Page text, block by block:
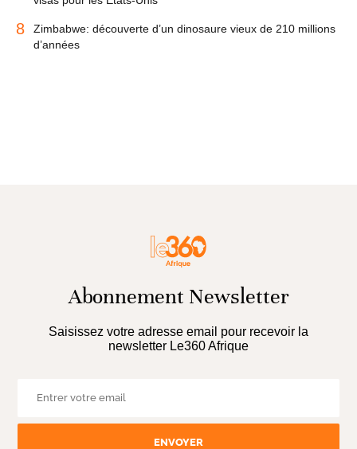
8
Zimbabwe: découverte d’un dinosaure vieux de 210 millions
d’années
Abonnement Newsletter
Saisissez votre adresse email pour recevoir la
newsletter Le360 Afrique
ENVOYER